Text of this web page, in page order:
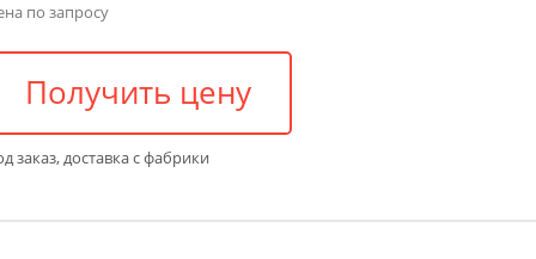
по запросу
Получить цену
заказ, доставка с фабрики